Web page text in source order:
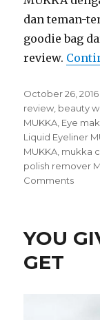
dan teman-
goodie bag
review.
Posted
on
October 26, 2016
review beauty
MUKKA Eye
Liquid Eyeliner
MUKKA mukka
polish remover
Comments
YOU
GET